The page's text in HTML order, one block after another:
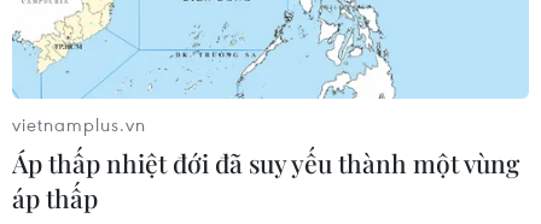
vietnamplus.vn
Áp thấp nhiệt đới đã suy yếu thành một vùng
áp thấp